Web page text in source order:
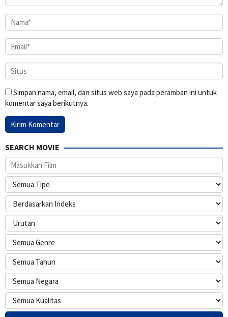
Simpan nama, email, dan situs web saya pada peramban ini untuk
komentar saya berikutnya.
SEARCH MOVIE